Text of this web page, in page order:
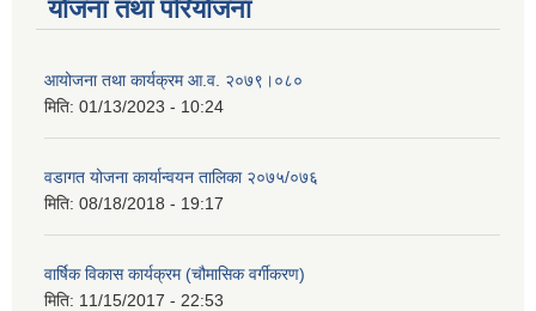
योजना तथा परियोजना
आयोजना तथा कार्यक्रम आ.व. २०७९।०८०
मिति: 01/13/2023 - 10:24
वडागत योजना कार्यान्वयन तालिका २०७५/०७६
मिति: 08/18/2018 - 19:17
वार्षिक विकास कार्यक्रम (चौमासिक वर्गीकरण)
मिति: 11/15/2017 - 22:53